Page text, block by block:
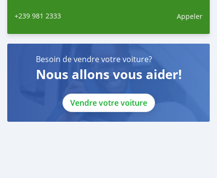
+239 981 2333 Appeler
Besoin de vendre votre voiture?
Nous allons vous aider!
Vendre votre voiture